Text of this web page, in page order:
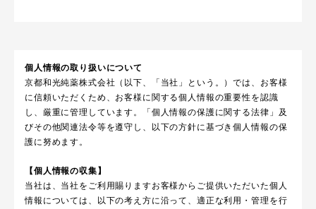
個人情報の取り扱いについて
京都和光純薬株式会社（以下、「当社」という。）では、お客様
に信頼いただくため、お客様に関する個人情報の重要性を認識
し、厳重に管理しています。「個人情報の保護に関する法律」及
びその他関連法令等を遵守し、以下の方針に基づき個人情報の保
護に努めます。
【個人情報の収集】
当社は、当社をご利用賜りますお客様からご提供いただいた個人
情報については、以下の考え方に沿って、適正な利用・管理を行